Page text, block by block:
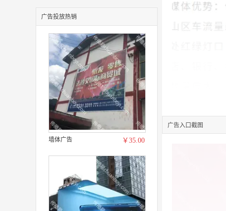
广告投放热销
墙体广告 ￥35.00
广告入口截图